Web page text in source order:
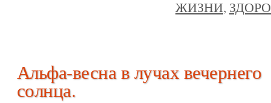
ЖИЗНИ,
Альфа-весна в лучах вечернего
солнца.